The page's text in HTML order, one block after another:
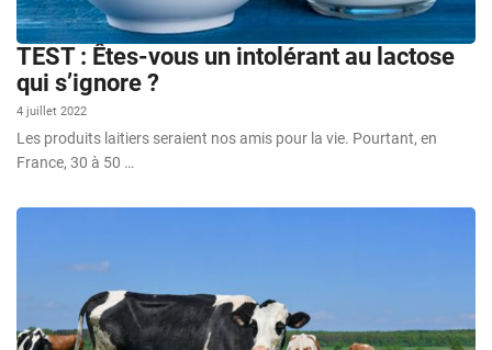
TEST : Êtes-vous un intolérant au lactose
qui s’ignore ?
4 juillet 2022
Les produits laitiers seraient nos amis pour la vie. Pourtant, en
France, 30 à 50 …